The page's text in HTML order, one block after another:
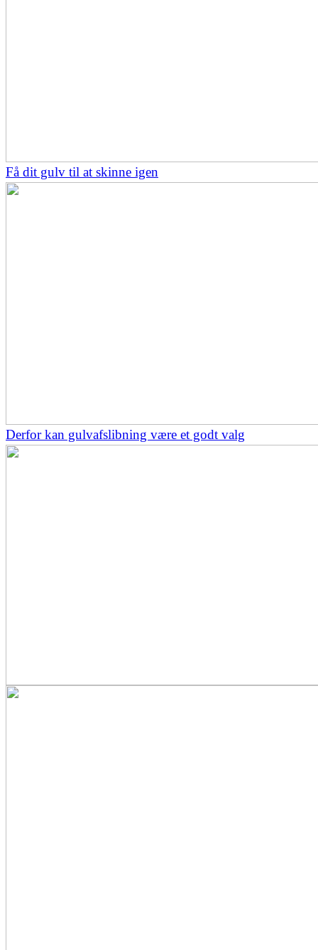
Få dit gulv til at skinne igen
Derfor kan gulvafslibning være et godt valg